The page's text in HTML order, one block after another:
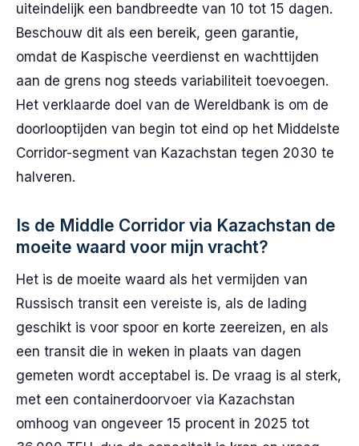
uiteindelijk een bandbreedte van 10 tot 15 dagen.
Beschouw dit als een bereik, geen garantie,
omdat de Kaspische veerdienst en wachttijden
aan de grens nog steeds variabiliteit toevoegen.
Het verklaarde doel van de Wereldbank is om de
doorlooptijden van begin tot eind op het Middelste
Corridor-segment van Kazachstan tegen 2030 te
halveren.
Is de Middle Corridor via Kazachstan de
moeite waard voor mijn vracht?
Het is de moeite waard als het vermijden van
Russisch transit een vereiste is, als de lading
geschikt is voor spoor en korte zeereizen, en als
een transit die in weken in plaats van dagen
gemeten wordt acceptabel is. De vraag is al sterk,
met een containerdoorvoer via Kazachstan
omhoog van ongeveer 15 procent in 2025 tot